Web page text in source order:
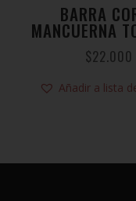
BARRA
MANCUERNA
$22.000
Añadir a lista